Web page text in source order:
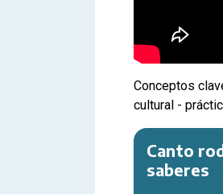
Conceptos
cultural -
Canto
saberes